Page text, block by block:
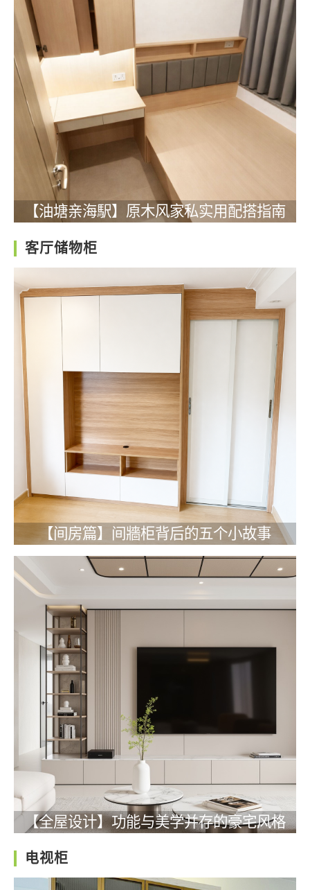
【油塘亲海駅】原木风家私实用配搭指南
客厅储物柜
【间房篇】间牆柜背后的五个小故事
【全屋设计】功能与美学并存的豪宅风格
电视柜